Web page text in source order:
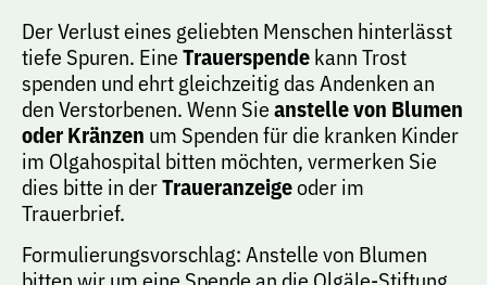
Der Verlust eines geliebten Menschen hinterlässt
tiefe Spuren. EineTrauerspendekann Trost
spenden und ehrt gleichzeitig das Andenken an
den Verstorbenen. Wenn Sieanstelle von Blumen
oder Kränzen um Spenden für die kranken Kinder
im Olgahospital bitten möchten, vermerken Sie
dies bitte in derTraueranzeigeoder im
Trauerbrief.
Formulierungsvorschlag: Anstelle von Blumen